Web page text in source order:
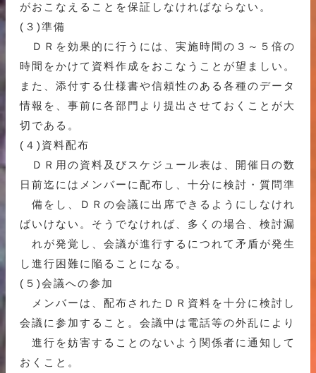
がおこなえることを保証しなければならない。
(３)準備
ＤＲを効果的に行うには、実施時間の３～５倍の
時間をかけて資料作成をおこなうことが望ましい。
また、添付する仕様書や信頼性のある各種のデータ
情報を、事前に各部門より提出させておくことが大
切である。
(４)資料配布
ＤＲ用の資料及びスケジュール表は、開催日の数
日前迄にはメンバーに配布し、十分に検討・質問準
備をし、ＤＲの会議に出席できるようにしなけれ
ばいけない。そうでなければ、多くの場合、検討漏
れが発覚し、会議が進行するにつれて矛盾が発生
し進行困難に陥ることになる。
(５)会議への参加
メンバーは、配布されたＤＲ資料を十分に検討し
会議に参加すること。会議中は電話等の外乱により
進行を妨害することのないよう関係者に通知して
おくこと。